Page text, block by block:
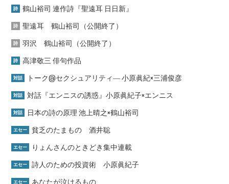
詩 鶴山裕司 連作詩『聖遠耳 日日新』
詩 聖遠耳 鶴山裕司（公開終了）
詩 羽沢 鶴山裕司（公開終了）
詩 高津敬三 俳句作品
対話 トーク@セクシュアリティ― 小原眞紀×三浦俊彦
対話 対話『エンニスの誘惑』小原眞紀子×エンニス
対話 日本の詩の原理 池上晴之×鶴山裕司
エセー 貧乏のたまもの 酒井聡
エセー りょんさんのときどき集中連載
エセー 詩人のための投資術 小原眞紀子
エセー あなたが泣けるもの